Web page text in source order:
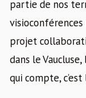
partie de nos
projet
dans le
qui compte,